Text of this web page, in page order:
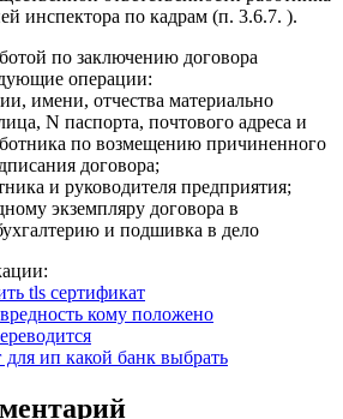
инспектора по кадрам (п. 3.6.7. ).
по заключению договора
операции:
имени, отчества материально
N паспорта, почтового адреса и
по возмещению причиненного
договора;
и руководителя предприятия;
экземпляру договора в
и подшивка в дело
tls сертификат
кому положено
ип какой банк выбрать